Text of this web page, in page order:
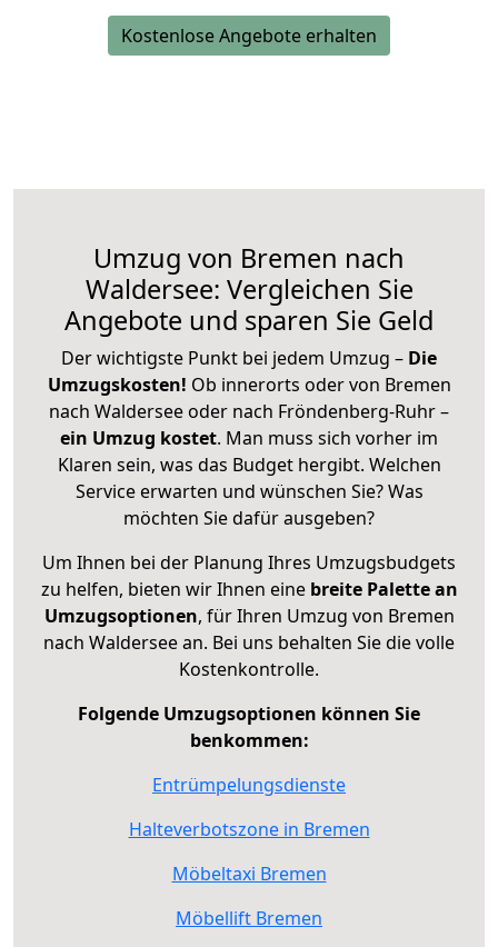
Kostenlose Angebote erhalten
Umzug von Bremen nach
Waldersee: Vergleichen Sie
Angebote und sparen Sie Geld
Der wichtigste Punkt bei jedem Umzug – Die
Umzugskosten! Ob innerorts oder von Bremen
nach Waldersee oder nach Fröndenberg-Ruhr –
ein Umzug kostet. Man muss sich vorher im
Klaren sein, was das Budget hergibt. Welchen
Service erwarten und wünschen Sie? Was
möchten Sie dafür ausgeben?
Um Ihnen bei der Planung Ihres Umzugsbudgets
zu helfen, bieten wir Ihnen eine breite Palette an
Umzugsoptionen, für Ihren Umzug von Bremen
nach Waldersee an. Bei uns behalten Sie die volle
Kostenkontrolle.
Folgende Umzugsoptionen können Sie
benkommen:
Entrümpelungsdienste
Halteverbotszone in Bremen
Möbeltaxi Bremen
Möbellift Bremen